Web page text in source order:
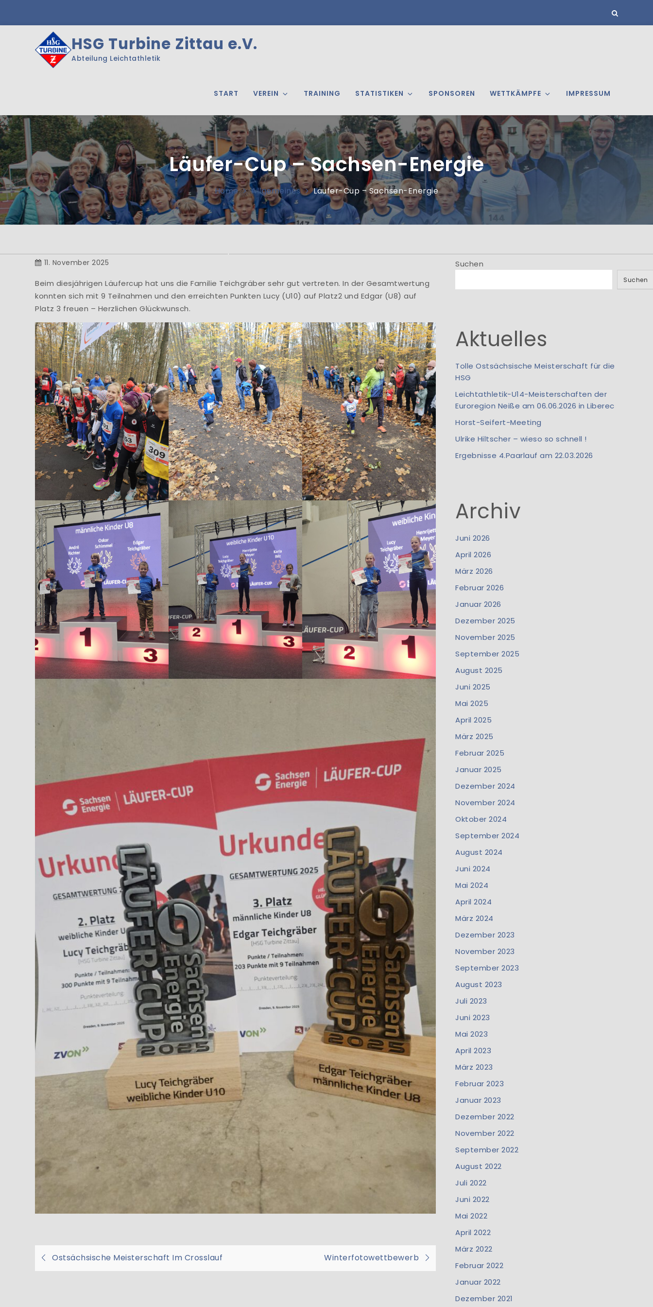
content
HSG Turbine Zittau e.V.
Abteilung Leichtathletik
START VEREIN TRAINING STATISTIKEN SPONSOREN WETTKÄMPFE IMPRESSUM
Läufer-Cup – Sachsen-Energie
Home Allgemeines Läufer-Cup – Sachsen-Energie
Herzlich Willkommen
der HSG Turbine Zittau e.V., Abt. Leichtathletik Mario...
Learn More
11. November 2025
Beim diesjährigen Läufercup hat uns die Familie Teichgräber sehr gut vertreten. In der Gesamtwertung
konnten sich mit 9 Teilnahmen und den erreichten Punkten Lucy (U10) auf Platz2 und Edgar (U8) auf
Platz 3 freuen – Herzlichen Glückwunsch.
Beitragsnavigation
Ostsächsische Meisterschaft Im Crosslauf Winterfotowettbewerb
Suchen
Suchen
Aktuelles
Tolle Ostsächsische Meisterschaft für die
HSG
Leichtathletik-U14-Meisterschaften der
Euroregion Neiße am 06.06.2026 in Liberec
Horst-Seifert-Meeting
Ulrike Hiltscher – wieso so schnell !
Ergebnisse 4.Paarlauf am 22.03.2026
Archiv
Juni 2026
April 2026
März 2026
Februar 2026
Januar 2026
Dezember 2025
November 2025
September 2025
August 2025
Juni 2025
Mai 2025
April 2025
März 2025
Februar 2025
Januar 2025
Dezember 2024
November 2024
Oktober 2024
September 2024
August 2024
Juni 2024
Mai 2024
April 2024
März 2024
Dezember 2023
November 2023
September 2023
August 2023
Juli 2023
Juni 2023
Mai 2023
April 2023
März 2023
Februar 2023
Januar 2023
Dezember 2022
November 2022
September 2022
August 2022
Juli 2022
Juni 2022
Mai 2022
April 2022
März 2022
Februar 2022
Januar 2022
Dezember 2021